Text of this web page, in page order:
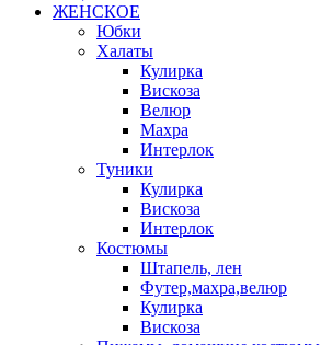
ЖЕНСКОЕ
Юбки
Халаты
Кулирка
Вискоза
Велюр
Махра
Интерлок
Туники
Кулирка
Вискоза
Интерлок
Костюмы
Штапель, лен
Футер,махра,велюр
Кулирка
Вискоза